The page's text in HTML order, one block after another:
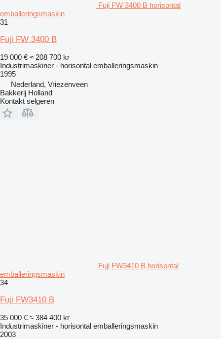
Fuji FW 3400 B horisontal
emballeringsmaskin
31
Fuji FW 3400 B
19 000 € ≈ 208 700 kr
Industrimaskiner - horisontal emballeringsmaskin
1995
Nederland, Vriezenveen
Bakkerij Holland
Kontakt selgeren
Fuji FW3410 B horisontal
emballeringsmaskin
34
Fuji FW3410 B
35 000 € ≈ 384 400 kr
Industrimaskiner - horisontal emballeringsmaskin
2003